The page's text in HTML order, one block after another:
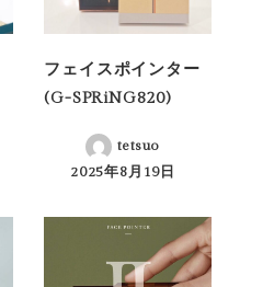
フェイスポインター
(G-SPRiNG820)
tetsuo
投稿日
2025年8月19日